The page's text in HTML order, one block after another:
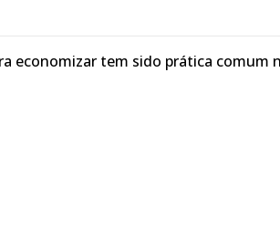
economizar tem sido prática comum